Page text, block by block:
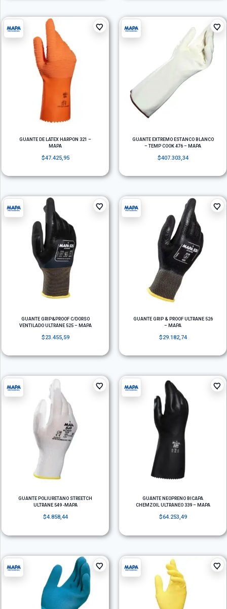
GUANTE DE LATEX HARPON 321 –
MAPA
$47.425,95
GUANTE EXTREMO ESTANCO BLANCO
– TEMP COOK 476 – MAPA
$407.303,34
GUANTE GRIP&PROOF C/DORSO
VENTILADO ULTRANE 525 – MAPA
$23.455,59
GUANTE GRIP & PROOF ULTRANE 526
– MAPA
$29.182,74
GUANTE POLIURETANO STREETCH
ULTRANE 549 -MAPA
$4.858,44
GUANTE NEOPRENO BICAPA
CHEMZOIL ULTRANEO 339 – MAPA
$64.253,49